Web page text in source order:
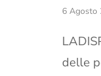
6 Agosto
delle